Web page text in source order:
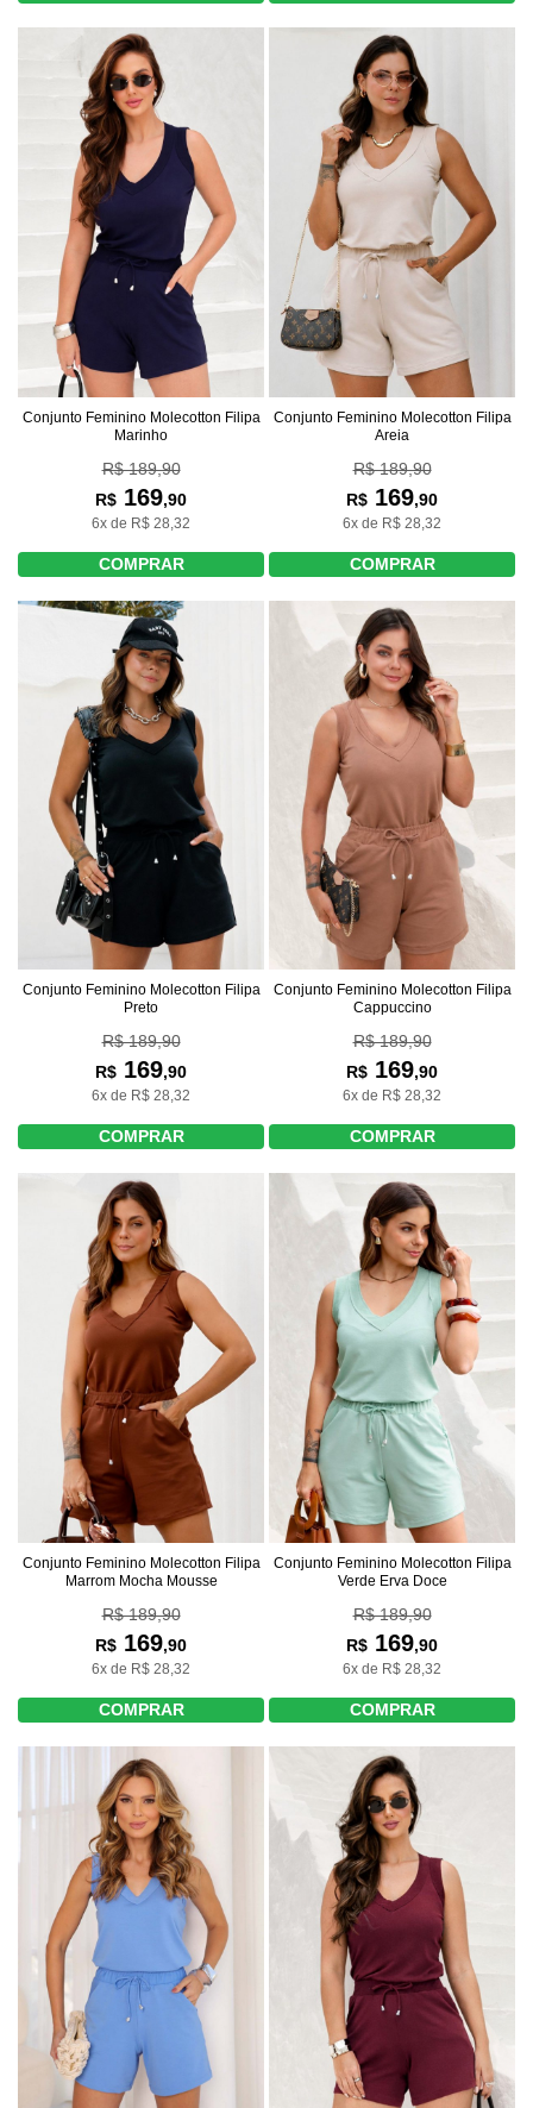
Conjunto Feminino Molecotton Filipa
Marinho
R$ 189,90
R$ 169,90
6x de R$ 28,32
COMPRAR
Conjunto Feminino Molecotton Filipa
Areia
R$ 189,90
R$ 169,90
6x de R$ 28,32
COMPRAR
Conjunto Feminino Molecotton Filipa
Preto
R$ 189,90
R$ 169,90
6x de R$ 28,32
COMPRAR
Conjunto Feminino Molecotton Filipa
Cappuccino
R$ 189,90
R$ 169,90
6x de R$ 28,32
COMPRAR
Conjunto Feminino Molecotton Filipa
Marrom Mocha Mousse
R$ 189,90
R$ 169,90
6x de R$ 28,32
COMPRAR
Conjunto Feminino Molecotton Filipa
Verde Erva Doce
R$ 189,90
R$ 169,90
6x de R$ 28,32
COMPRAR